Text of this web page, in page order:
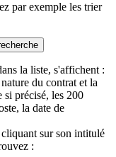
par exemple les trier
la liste, s'affichent :
du contrat et la
si précisé, les 200
la date de
sur son intitulé
: